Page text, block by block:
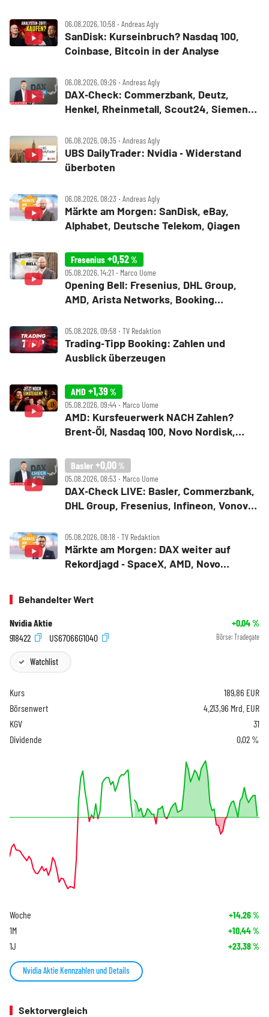
06.08.2026, 10:58 ‧ Andreas Agly
SanDisk: Kurseinbruch? Nasdaq 100,
Coinbase, Bitcoin in der Analyse
06.08.2026, 09:26 ‧ Andreas Agly
DAX‑Check: Commerzbank, Deutz,
Henkel, Rheinmetall, Scout24, Siemens,
06.08.2026, 08:35 ‧ Andreas Agly
UBS DailyTrader: Nvidia ‑ Widerstand
überboten
06.08.2026, 08:23 ‧ Andreas Agly
Märkte am Morgen: SanDisk, eBay,
Alphabet, Deutsche Telekom, Qiagen
Fresenius +0,52%
05.08.2026, 14:21 ‧ Marco Uome
Opening Bell: Fresenius, DHL Group,
AMD, Arista Networks, Booking
05.08.2026, 09:58 ‧ TV Redaktion
Trading‑Tipp Booking: Zahlen und
Ausblick überzeugen
AMD +1,39%
05.08.2026, 09:44 ‧ Marco Uome
AMD: Kursfeuerwerk NACH Zahlen?
Brent‑Öl, Nasdaq 100, Novo Nordisk,
Basler +0,00 %
05.08.2026, 08:53 ‧ Marco Uome
DAX‑Check LIVE: Basler, Commerzbank,
DHL Group, Fresenius, Infineon, Vonovia
05.08.2026, 08:18 ‧ TV Redaktion
Märkte am Morgen: DAX weiter auf
Rekordjagd ‑ SpaceX, AMD, Novo
Behandelter Wert
Nvidia Aktie +0,04%
918422
US67066G1040 Börse: Tradegate
Watchlist
Kurs 189,86 EUR
Börsenwert
4.213,96 Mrd. EUR
KGV
31
Dividende
0,02 %
Woche +14,26%
1M +10,44%
1J +23,38%
Nvidia Aktie Kennzahlen und Details
Sektorvergleich